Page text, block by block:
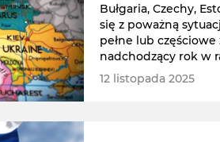
Bułgaria, Czechy,
się z poważną
pełne lub
nadchodzący rok w
migracyjnego.
12 listopada 2025